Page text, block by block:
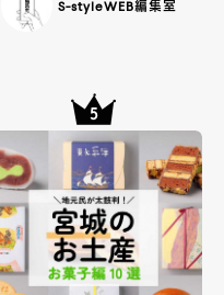
S-styleWEB編集室